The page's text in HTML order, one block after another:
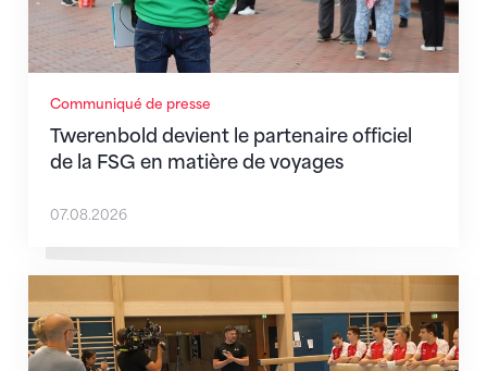
Communiqué de presse
Twerenbold devient le partenaire officiel
de la FSG en matière de voyages
07.08.2026
En route pour Zagreb avec des objectifs clairs